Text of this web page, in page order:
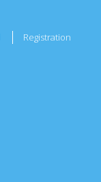
Registration